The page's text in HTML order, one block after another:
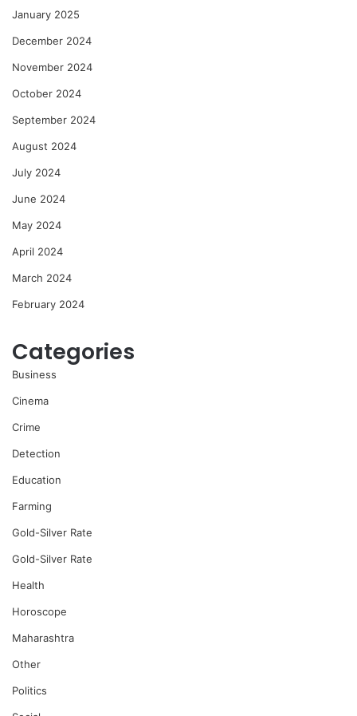
January 2025
December 2024
November 2024
October 2024
September 2024
August 2024
July 2024
June 2024
May 2024
April 2024
March 2024
February 2024
Categories
Business
Cinema
Crime
Detection
Education
Farming
Gold-Silver Rate
Gold-Silver Rate
Health
Horoscope
Maharashtra
Other
Politics